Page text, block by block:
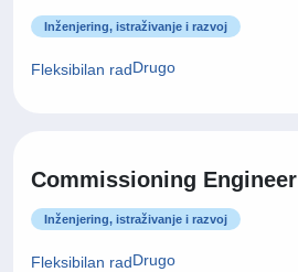
Inženjering, istraživanje i razvoj
Fleksibilan radDrugo
Commissioning Engineer
Inženjering, istraživanje i razvoj
Fleksibilan radDrugo